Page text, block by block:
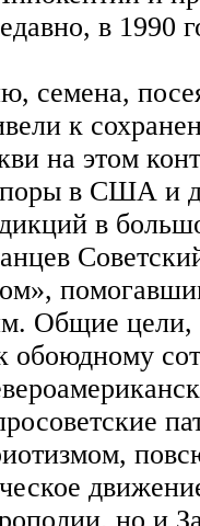
в 1990
к
на этом
в США и
в
Советский
Общие